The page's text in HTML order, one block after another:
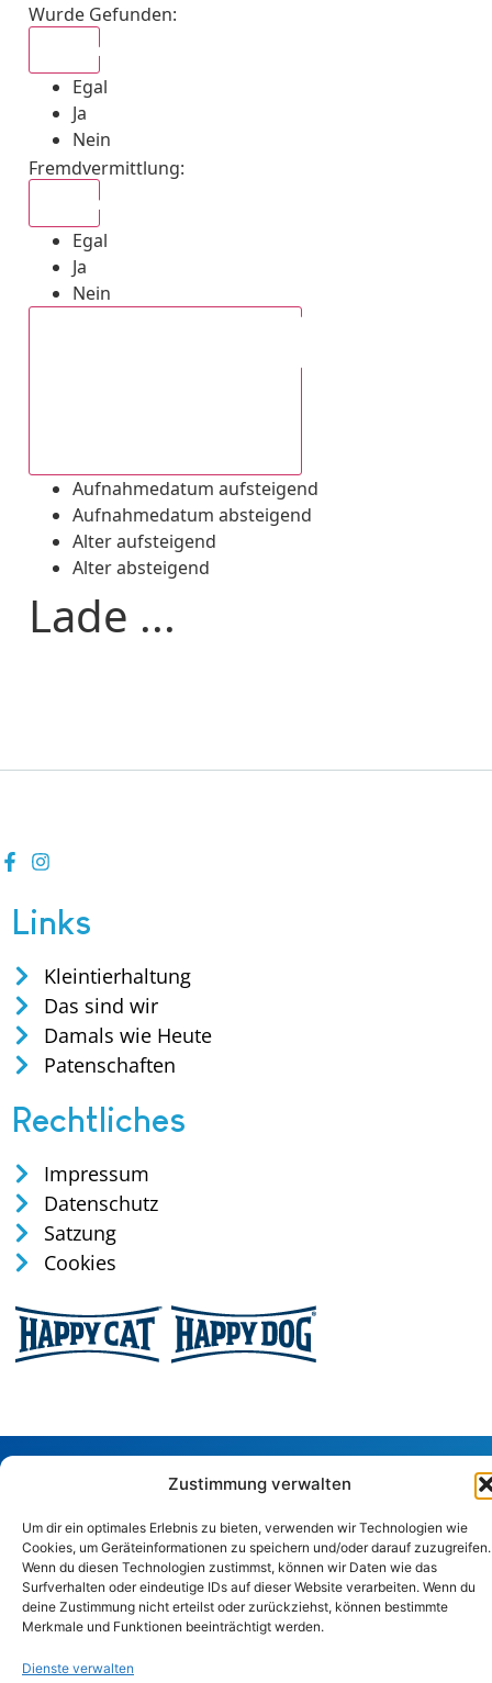
Zustimmung verwalten
Um dir ein optimales Erlebnis zu bieten, verwenden wir Technologien wie
Cookies, um Geräteinformationen zu speichern und/oder darauf zuzugreifen.
Wenn du diesen Technologien zustimmst, können wir Daten wie das
Surfverhalten oder eindeutige IDs auf dieser Website verarbeiten. Wenn du
deine Zustimmung nicht erteilst oder zurückziehst, können bestimmte
Merkmale und Funktionen beeinträchtigt werden.
Dienste verwalten
Wurde Gefunden:
Egal
Ja
Nein
Fremdvermittlung:
Egal
Ja
Nein
Aufnahmedatum aufsteigend
Aufnahmedatum absteigend
Alter aufsteigend
Alter absteigend
Lade ...
Links
Kleintierhaltung
Das sind wir
Damals wie Heute
Patenschaften
Rechtliches
Impressum
Datenschutz
Satzung
Cookies
Copyright © 2024. Alle Rechte vorbehalten.
Tel: 0170 / 35 75 165
Sandstraße 29, 57586 Weitefeld